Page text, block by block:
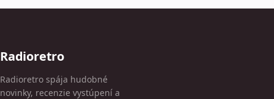
Radioretro
Radioretro spája hudobné
novinky, recenzie vystúpení a